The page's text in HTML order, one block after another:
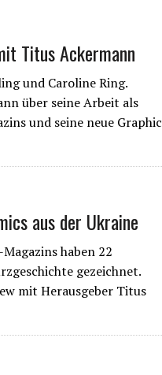
Titus Ackermann
und Caroline Ring.
über seine Arbeit als
und seine neue Graphic
aus der Ukraine
haben 22
gezeichnet.
mit Herausgeber Titus